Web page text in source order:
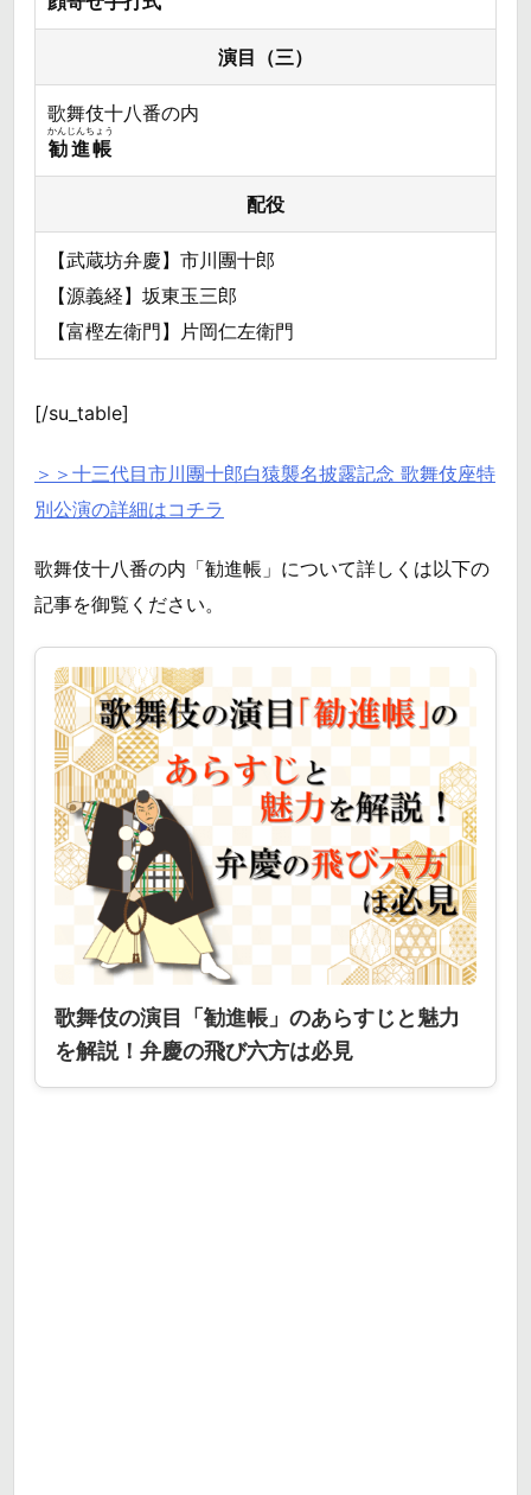
演目（三）
歌舞伎十八番の内
勧進帳
かんじんちょう
配役
【武蔵坊弁慶】市川團十郎
【源義経】坂東玉三郎
【富樫左衛門】片岡仁左衛門
[/su_table]
＞＞十三代目市川團十郎白猿襲名披露記念 歌舞伎座特
別公演の詳細はコチラ
歌舞伎十八番の内「勧進帳」について詳しくは以下の
記事を御覧ください。
歌舞伎の演目「勧進帳」のあらすじと魅力
を解説！弁慶の飛び六方は必見